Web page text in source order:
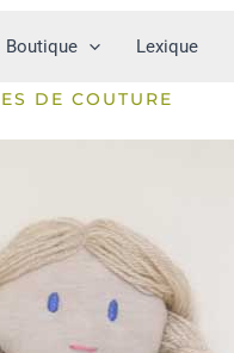
Boutique Lexique
DE COUTURE